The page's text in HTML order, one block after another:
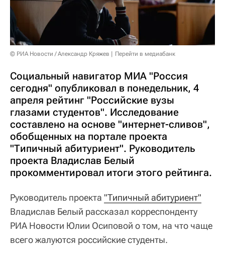
© РИА Новости / Александр Кряжев Перейти в медиабанк
Социальный навигатор МИА "Россия
сегодня" опубликовал в понедельник, 4
апреля рейтинг "Российские вузы
глазами студентов". Исследование
составлено на основе "интернет-сливов",
обобщенных на портале проекта
"Типичный абитуриент". Руководитель
проекта Владислав Белый
прокомментировал итоги этого рейтинга.
Руководитель проекта "Типичный абитуриент"
Владислав Белый рассказал корреспонденту
РИА Новости Юлии Осиповой о том, на что чаще
всего жалуются российские студенты.